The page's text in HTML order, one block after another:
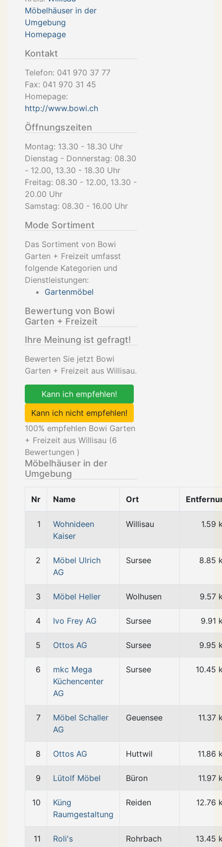
Möbelhäuser in der
Umgebung
Homepage
Kontakt
Telefon: 041 970 37 77
Fax: 041 970 31 45
Homepage:
http://www.bowi.ch
Öffnungszeiten
Montag: 13.30 - 18.30 Uhr
Dienstag - Donnerstag: 08.30
- 12.00, 13.30 - 18.30 Uhr
Freitag: 08.30 - 12.00, 13.30 -
20.00 Uhr
Samstag: 08.30 - 16.00 Uhr
Mode Sortiment
Das Sortiment von Bowi
Garten + Freizeit umfasst
folgende Kategorien und
Dienstleistungen:
Gartenmöbel
Bewertung von Bowi
Garten + Freizeit
Ihre Meinung ist gefragt!
Bewerten Sie jetzt Bowi
Garten + Freizeit aus Willisau.
Kann ich empfehlen!
Kann ich nicht empfehlen!
100% empfehlen Bowi Garten
+ Freizeit aus Willisau (6
Bewertungen )
Möbelhäuser in der
Umgebung
Nr Name Ort
1
Wohnideen
Kaiser
Willisau 1.59
2
Möbel Ulrich
AG
Sursee 8.85
3 Möbel Heller Wolhusen 9.57
4 Ivo Frey AG Sursee 9.91
5 Ottos AG Sursee 9.95
6
mkc Mega
Küchencenter
AG
Sursee 10.45
7
Möbel Schaller
AG
Geuensee 11.37
8 Ottos AG Huttwil 11.86
9 Lütolf Möbel Büron 11.97
10
Küng
Raumgestaltung
Reiden 12.76
11 Roli's Rohrbach 13.45